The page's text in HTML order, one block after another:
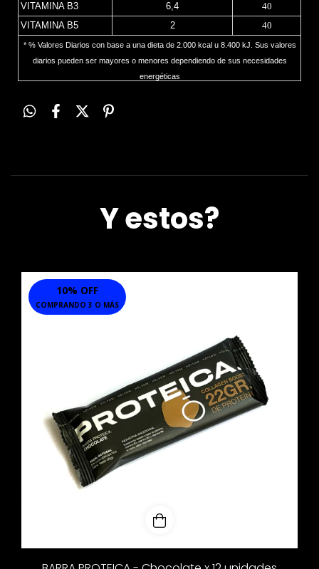
VITAMINA B3
6,4
40
VITAMINA B5
2 40
* % Valores Diarios con base a una dieta de 2.000 kcal u 8.400 kJ. Sus valores
diarios pueden ser mayores o menores dependiendo de sus necesidades
energéticas
Y estos?
10% OFF
COMPRANDO 3 O MÁS